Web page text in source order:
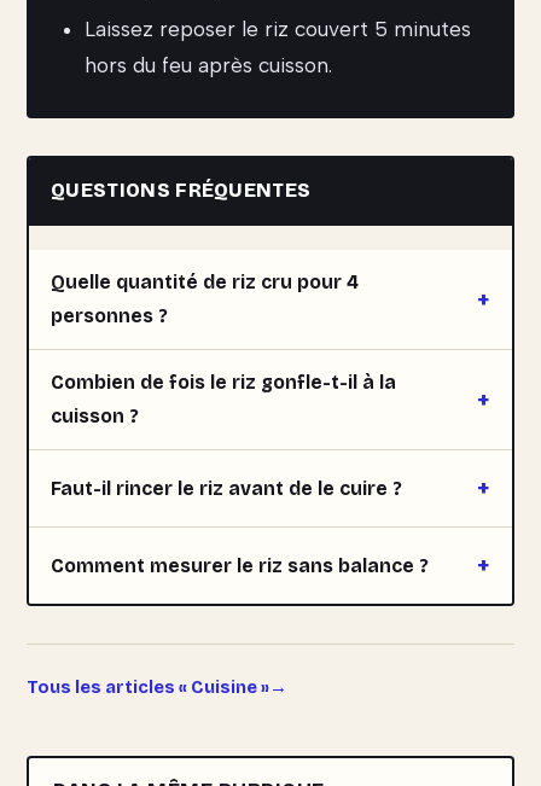
Laissez reposer le riz couvert 5 minutes
hors du feu après cuisson.
QUESTIONS FRÉQUENTES
Quelle quantité de riz cru pour 4
personnes ?
Combien de fois le riz gonfle-t-il à la
cuisson ?
Faut-il rincer le riz avant de le cuire ?
Comment mesurer le riz sans balance ?
Tous les articles « Cuisine »